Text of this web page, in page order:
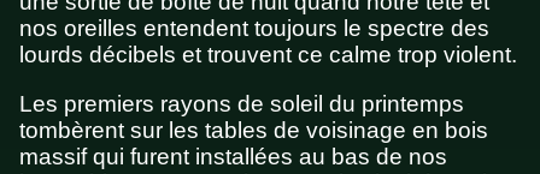
nos oreilles entendent toujours le spectre des
lourds décibels et trouvent ce calme trop violent.
Les premiers rayons de soleil du printemps
tombèrent sur les tables de voisinage en bois
massif qui furent installées au bas de nos